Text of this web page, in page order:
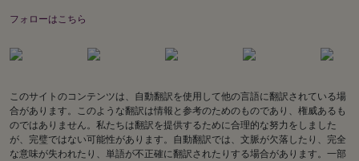
フォローはこちら
このサイトのコンテンツは、自動翻訳を使用して他の言語に翻訳されている場
合があります。このような翻訳は情報と参考のためのものであり、権威あるも
のではありません。私たちは翻訳を提供するために合理的な努力をしました
が、完璧ではない可能性があります。自動翻訳では、文脈が欠落したり、完全
な意味が失われたり、単語が不正確に翻訳されたりする場合があります。一部